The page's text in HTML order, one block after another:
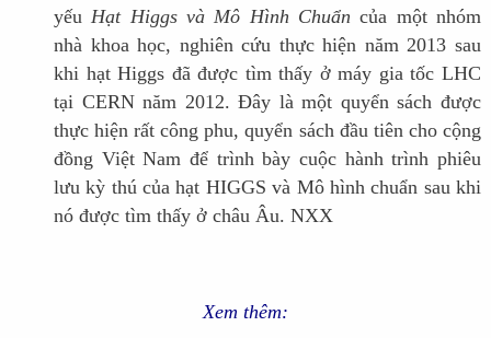
yếu Hạt Higgs và Mô Hình Chuẩn của một nhóm
nhà khoa học, nghiên cứu thực hiện năm 2013 sau
khi hạt Higgs đã được tìm thấy ở máy gia tốc LHC
tại CERN năm 2012. Đây là một quyển sách được
thực hiện rất công phu, quyển sách đầu tiên cho cộng
đồng Việt Nam để trình bày cuộc hành trình phiêu
lưu kỳ thú của hạt HIGGS và Mô hình chuẩn sau khi
nó được tìm thấy ở châu Âu. NXX
Xem thêm: